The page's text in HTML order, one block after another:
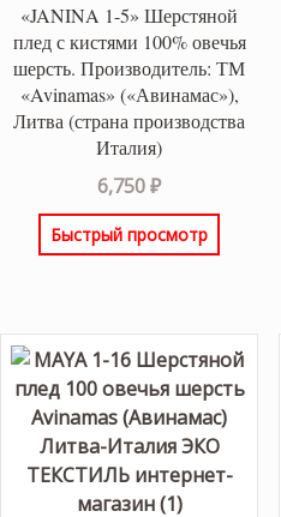
«JANINA 1-5» Шерстяной
плед с кистями 100% овечья
шерсть. Производитель: ТМ
«Avinamas» («Авинамас»),
Литва (страна производства
Италия)
6,750₽
Быстрый просмотр